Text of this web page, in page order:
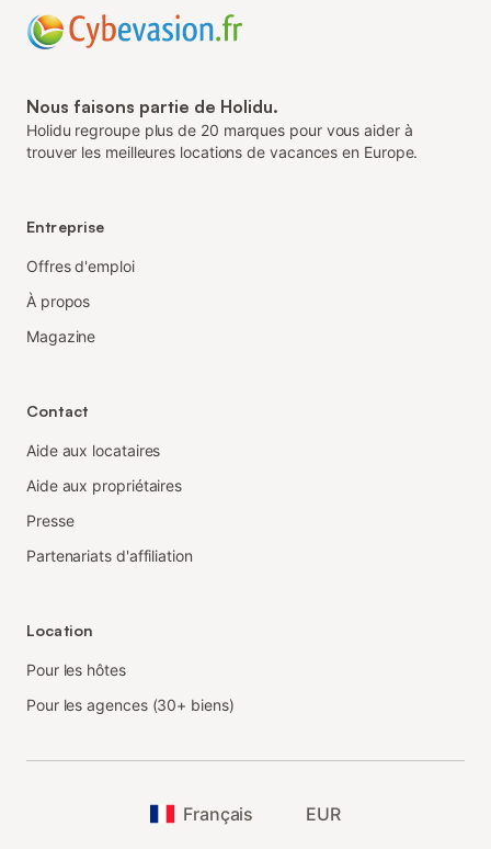
Nous faisons partie de Holidu.
Holidu regroupe plus de 20 marques pour vous aider à
trouver les meilleures locations de vacances en Europe.
Entreprise
Offres d'emploi
À propos
Magazine
Contact
Aide aux locataires
Aide aux propriétaires
Presse
Partenariats d'affiliation
Location
Pour les hôtes
Pour les agences (30+ biens)
Français EUR